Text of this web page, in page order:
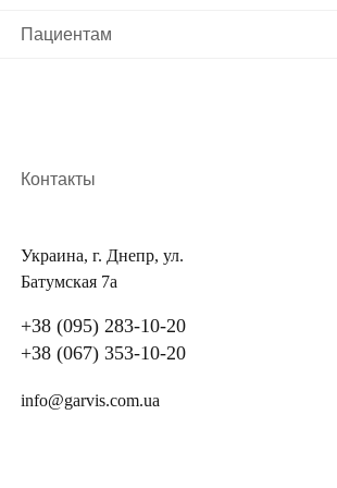
вмешательства и стоимости
материалов и лекарственных
Лапароскопическая герниопластика
Современный малоинвазивный
Пациентам
Контакты
Украина, г. Днепр, ул.
Батумская 7а
+38 (095) 283-10-20
+38 (067) 353-10-20
info@garvis.com.ua